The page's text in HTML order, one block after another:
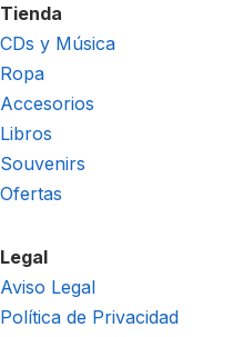
Tienda
CDs y Música
Ropa
Accesorios
Libros
Souvenirs
Ofertas
Legal
Aviso Legal
Política de Privacidad